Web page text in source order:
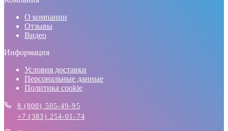
О компании
Отзывы
Видео
Информация
Условия доставки
Персональные данные
Политика cookie
8 (800) 505-49-95
+7 (383) 254-01-74